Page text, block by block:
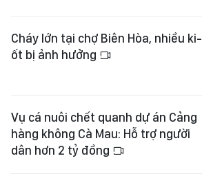
Cháy lớn tại chợ Biên Hòa, nhiều ki-
ốt bị ảnh hưởng
Vụ cá nuôi chết quanh dự án Cảng
hàng không Cà Mau: Hỗ trợ người
dân hơn 2 tỷ đồng